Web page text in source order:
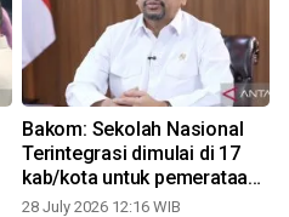
Bakom: Sekolah Nasional
Terintegrasi dimulai di 17
kab/kota untuk pemerataan
kualitas pendidikan
28 July 2026 12:16 WIB